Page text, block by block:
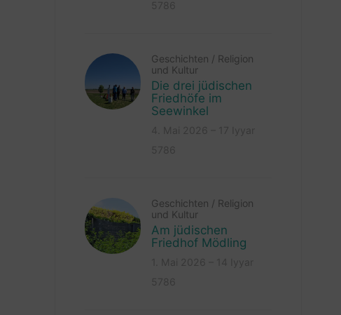
Geschichten / Religion
und Kultur
Die drei jüdischen
Friedhöfe im
Seewinkel
Geschichten / Religion
und Kultur
Am jüdischen
Friedhof Mödling